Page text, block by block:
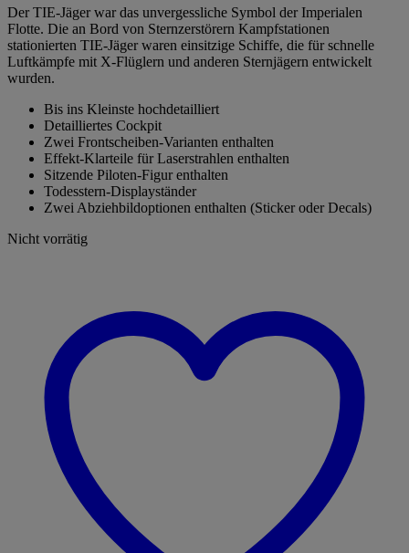
Der TIE-Jäger war das unvergessliche Symbol der Imperialen
Flotte. Die an Bord von Sternzerstörern Kampfstationen
stationierten TIE-Jäger waren einsitzige Schiffe, die für schnelle
Luftkämpfe mit X-Flüglern und anderen Sternjägern entwickelt
wurden.
Bis ins Kleinste hochdetailliert
Detailliertes Cockpit
Zwei Frontscheiben-Varianten enthalten
Effekt-Klarteile für Laserstrahlen enthalten
Sitzende Piloten-Figur enthalten
Todesstern-Displayständer
Zwei Abziehbildoptionen enthalten (Sticker oder Decals)
Nicht vorrätig